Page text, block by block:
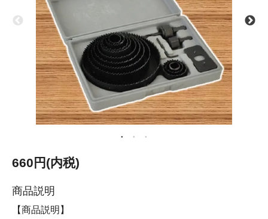
660円(内税)
商品説明
【商品説明】